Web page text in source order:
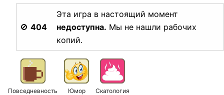
🚫 404
Эта игра в настоящий момент
недоступна. Мы не нашли рабочих
копий.
Повседневность Юмор Скатология